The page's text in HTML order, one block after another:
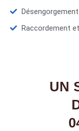
Raccordement
UN